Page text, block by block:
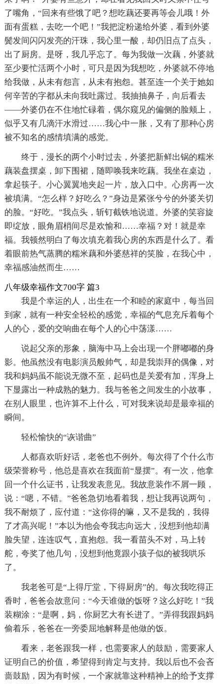
了嘴角，“回来有些饿了吧？想吃藕还要再等会儿哦！外
面有蛋糕，去吃一个吧！”我把淀粉递给外婆，看到外婆
鬓发间闪闪发亮的汗珠，我心里一酸，却仍旧点了点头，
出了厨房。是呀，我几乎忘了。每为我做一次藕，外婆就
至少要忙活两个小时，可只是因为我想吃，外婆就不停地
给我做，从未有怨言，从未有抱怨。甚至连一个关于她如
何辛苦的字都从未向我吐露过。我抽抽鼻子，向后看去
——外婆仍在不住地忙碌着，偶尔窥见的偏侧的脸颊上，
似乎又有几滴汗水滑过……我心中一胀，又有了那种心房
被不知名的感情填满的感觉。
终于，漫长的两个小时过去，外婆把新鲜出锅的糯米
藕装盘摆桌，卸下围裙，随即唤我来吃藕。我坐在桌边，
拿起筷子。小心翼翼地夹起一片，放入口中。心房再一次
被填满。“怎么样？好吃么？”身边是紧张兮兮的外婆关切
的脸。“好吃。”我点头，斩钉截铁地说道。外婆的笑容旋
即绽放，眼角眉梢间尽是欢愉和……幸福？对！就是幸
福。我顿然明白了每次填充着我心房的东西是什么了。看
着眼前热气蒸腾的糯米藕和外婆慈祥的笑脸，在我心中，
幸福感油然而生……
八年级幸福作文700字 篇3
我是个幸运的人，出生在一个和睦的家庭中，每当回
到家，就有一种安全轻松的感觉，幸福的气息充斥着每个
人的心，爱的交响曲在每个人的心中荡漾……
说起父亲的形象，脑海中马上会出现一个胖嘟嘟的身
影。他虽然没有电影演员般帅气，却是我崇拜的偶像，对
我和妈妈虽不能说无微不至，起码也是关爱有加，浑身上
下显露出一种成熟的魅力。我与爸爸之间发生的小故事，
在别人眼里，也许算不上什么，可对我来说却是最幸福的
瞬间。
轻松愉快的“诙谐曲”
人都喜欢听好话，老爸也不例外。每次得了个什么市
级荣誉称号，他总是喜欢在我面前“显摆”。有一次，他拿
回一个什么证书，让我发表意见。我故意装作不屑一顾，
说：“嗯，不错。”爸爸急切地看着我，想让我再说两句，
我不耐烦了，应付道：“这你得的嘛，又不是我的，我得
了才高兴呢！”本以为他会夸我志向远大，没想到他却满
脸失望，连连叹气，直抱怨。我一看苗头不对，马上转
舵，夸奖了他几句，没想到他竟跟小孩子似的被我哄乐
了。
我老爸可是“上得厅堂，下得厨房”的。每次我吃得正
香时，爸爸会故意问：“今天谁做的饭呀？这么好吃！”我
装糊涂：“是啊，妈，你厨艺大有长进了。”弄得我跟妈妈
偷着乐，爸爸在一旁委屈地解释是他做的饭。
看来，老爸跟我一样，也需要家人的鼓励，需要家人
证明自己的价值，希望得到肯定与支持。我以后也不会吝
啬鼓励，因为有时候，一个家就靠这种精神上的给予支撑